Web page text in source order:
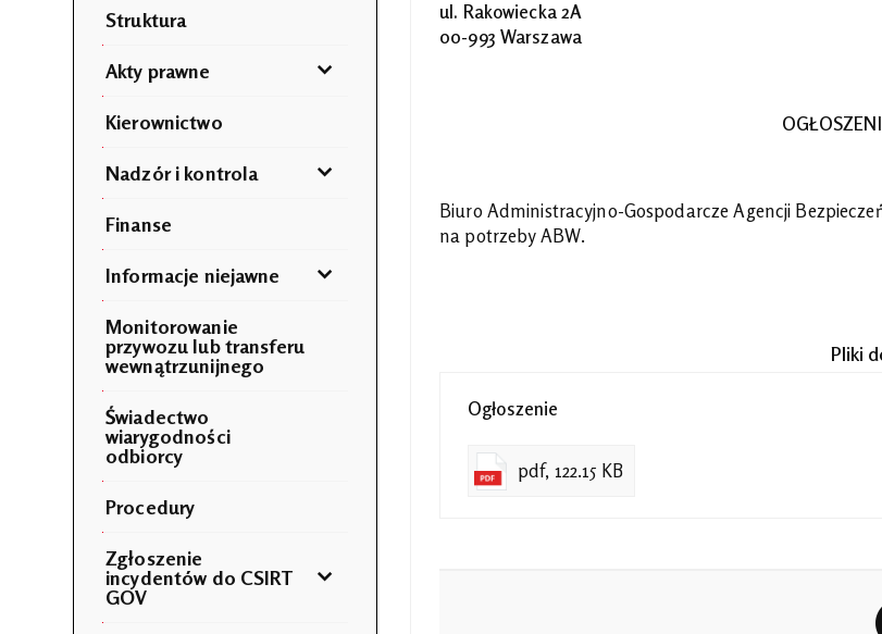
Struktura
Akty prawne
Kierownictwo
Nadzór i kontrola
Finanse
Informacje niejawne
Monitorowanie
przywozu lub transferu
wewnątrzunijnego
Świadectwo
wiarygodności
odbiorcy
Procedury
Zgłoszenie
incydentów do CSIRT
GOV
ul. Rakowiecka 2A
00-993 Warszawa
Biuro Administracyjno-Gospodarcze Agencji
na potrzeby ABW.
Pliki
Ogłoszenie
pdf, 122.15 KB